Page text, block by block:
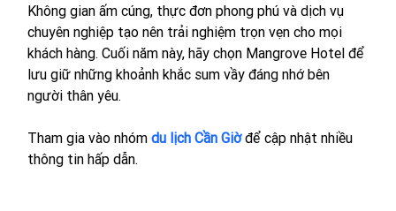
Không gian ấm cúng, thực đơn phong phú và dịch vụ
chuyên nghiệp tạo nên trải nghiệm trọn vẹn cho mọi
khách hàng. Cuối năm này, hãy chọn Mangrove Hotel để
lưu giữ những khoảnh khắc sum vầy đáng nhớ bên
người thân yêu.
Tham gia vào nhóm du lịch Cần Giờ để cập nhật nhiều
thông tin hấp dẫn.